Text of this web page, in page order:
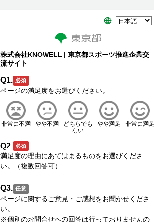
株式会社KNOWELL | 東京都スポーツ推進企業交
流サイト
Q1. 必須
非常に不満 やや不満
どちらでも
ない
やや満足 非常に満足
Q2. 必須
満足度の理由にあてはまるものをお選びくださ
Q3. 任意
ページに関するご意見・ご感想をお聞かせくださ
い。
※個別のお問合せへの回答は行っておりませんの